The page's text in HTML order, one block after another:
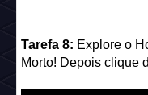
Tarefa 8: Explore o
Morto! Depois clique